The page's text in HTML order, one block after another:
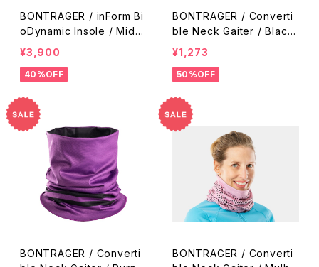
BONTRAGER / inForm Bi
oDynamic Insole / Mid A
rch
¥3,900
40%OFF
BONTRAGER / Converti
ble Neck Gaiter / Black-
White
¥1,273
50%OFF
BONTRAGER / Converti
BONTRAGER / Converti